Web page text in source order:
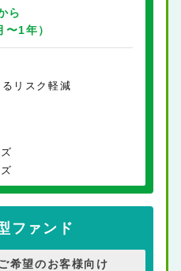
ら
1年）
リスク軽減
ファンド
希望のお客様向け